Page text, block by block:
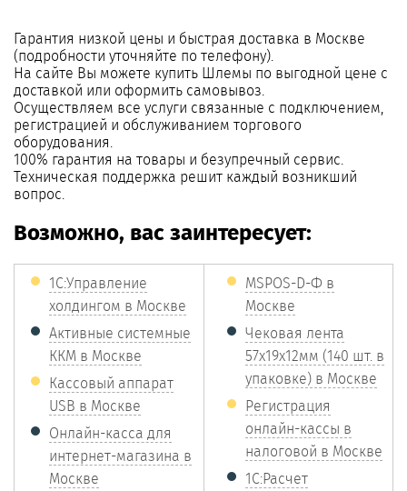
Гарантия низкой цены и быстрая доставка в Москве
(подробности уточняйте по телефону).
На сайте Вы можете купить Шлемы по выгодной цене с
доставкой или оформить самовывоз.
Осуществляем все услуги связанные с подключением,
регистрацией и обслуживанием торгового
оборудования.
100% гарантия на товары и безупречный сервис.
Техническая поддержка решит каждый возникший
вопрос.
Возможно, вас заинтересует:
1С:Управление
холдингом в Москве
Активные системные
ККМ в Москве
Кассовый аппарат
USB в Москве
Онлайн-касса для
интернет-магазина в
Москве
MSPOS-D-Ф в
Москве
Чековая лента
57х19х12мм (140 шт. в
упаковке) в Москве
Регистрация
онлайн-кассы в
налоговой в Москве
1С:Расчет